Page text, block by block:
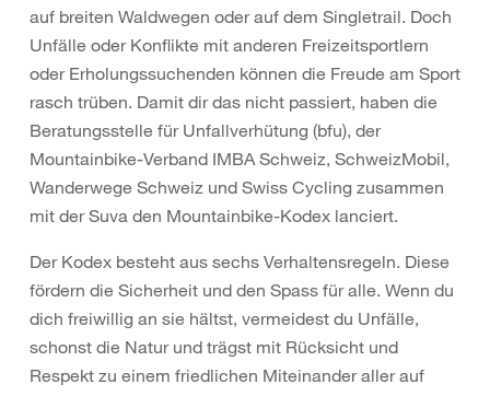
auf breiten Waldwegen oder auf dem Singletrail. Doch
Unfälle oder Konflikte mit anderen Freizeitsportlern
oder Erholungssuchenden können die Freude am Sport
rasch trüben. Damit dir das nicht passiert, haben die
Beratungsstelle für Unfallverhütung (bfu), der
Mountainbike-Verband IMBA Schweiz, SchweizMobil,
Wanderwege Schweiz und Swiss Cycling zusammen
mit der Suva den Mountainbike-Kodex lanciert.
Der Kodex besteht aus sechs Verhaltensregeln. Diese
fördern die Sicherheit und den Spass für alle. Wenn du
dich freiwillig an sie hältst, vermeidest du Unfälle,
schonst die Natur und trägst mit Rücksicht und
Respekt zu einem friedlichen Miteinander aller auf